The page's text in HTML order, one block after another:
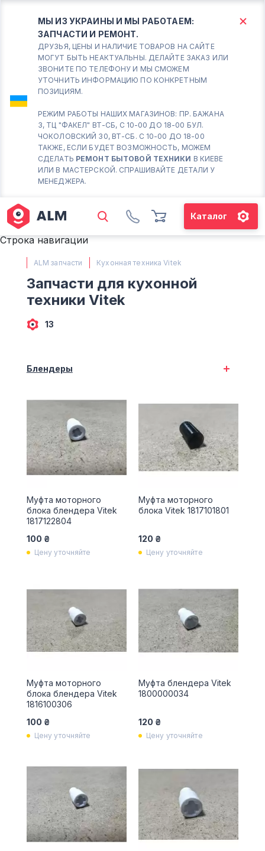
МЫ ИЗ УКРАИНЫ И МЫ РАБОТАЕМ:
ЗАПЧАСТИ И РЕМОНТ.
ДРУЗЬЯ, ЦЕНЫ И НАЛИЧИЕ ТОВАРОВ НА САЙТЕ
МОГУТ БЫТЬ НЕАКТУАЛЬНЫ. ДЕЛАЙТЕ ЗАКАЗ ИЛИ
ЗВОНИТЕ ПО ТЕЛЕФОНУ И МЫ СМОЖЕМ
УТОЧНИТЬ ИНФОРМАЦИЮ ПО КОНКРЕТНЫМ
ПОЗИЦИЯМ.
РЕЖИМ РАБОТЫ НАШИХ МАГАЗИНОВ: ПР. БАЖАНА
3, ТЦ "ФАКЕЛ" ВТ-СБ, С 10-00 ДО 18-00 БУЛ.
ЧОКОЛОВСКИЙ 30, ВТ-СБ. С 10-00 ДО 18-00
ТАКЖЕ, ЕСЛИ БУДЕТ ВОЗМОЖНОСТЬ, МОЖЕМ
СДЕЛАТЬ РЕМОНТ БЫТОВОЙ ТЕХНИКИ В КИЕВЕ
ИЛИ В МАСТЕРСКОЙ. СПРАШИВАЙТЕ ДЕТАЛИ У
МЕНЕДЖЕРА.
Каталог
КИЕВ БОРИСПОЛЬ
Вт.- Сб.
10:00 - 18:00
Соломенский район - ВТ-
СБ. с 10-00 до 18-00
(098) 672 76 42
(063) 722 37 14
М. ХАРЬКОВСКАЯ - ВТ-СБ, С
10-00 ДО 18-00
(063) 527 27 00
(044) 332 76 42
КАРТА
Строка навигации
ALM запчасти Кухонная техника Vitek
Запчасти для кухонной
техники Vitek
13
Блендеры
Муфта моторного
блока блендера Vitek
1817122804
100 ₴
Цену уточняйте
Муфта моторного
блока Vitek 1817101801
120 ₴
Цену уточняйте
Муфта моторного
блока блендера Vitek
1816100306
100 ₴
Цену уточняйте
Муфта блендера Vitek
1800000034
120 ₴
Цену уточняйте